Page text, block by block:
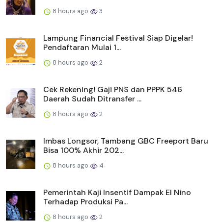
8 hours ago 3
Lampung Financial Festival Siap Digelar!
Pendaftaran Mulai 1...
8 hours ago 2
Cek Rekening! Gaji PNS dan PPPK 546
Daerah Sudah Ditransfer ...
8 hours ago 2
Imbas Longsor, Tambang GBC Freeport Baru
Bisa 100% Akhir 202...
8 hours ago 4
Pemerintah Kaji Insentif Dampak El Nino
Terhadap Produksi Pa...
8 hours ago 2